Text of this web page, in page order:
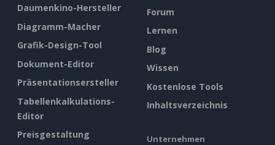
Daumenkino-Hersteller
Diagramm-Macher
Grafik-Design-Tool
Dokument-Editor
Präsentationsersteller
Tabellenkalkulations-
Editor
Preisgestaltung
Forum
Lernen
Blog
Wissen
Kostenlose Tools
Inhaltsverzeichnis
Unternehmen